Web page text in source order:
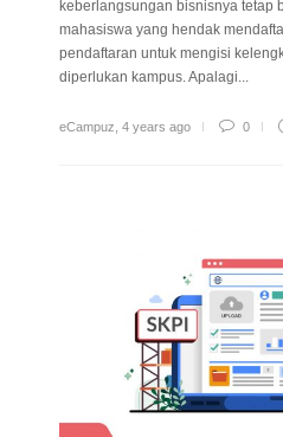
keberlangsungan bisnisnya tetap
mahasiswa yang hendak
pendaftaran untuk mengisi
diperlukan kampus. Apalagi...
eCampuz 4 years ago 0